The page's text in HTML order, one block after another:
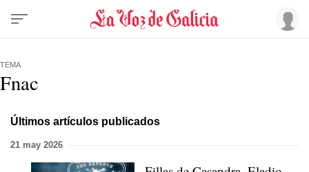
TEMA
Fnac
Últimos artículos publicados
21 may 2026